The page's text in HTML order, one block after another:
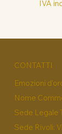
IVA
CONTATTI
Emozioni
Nome
Sede Legale
Sede Rivoli: